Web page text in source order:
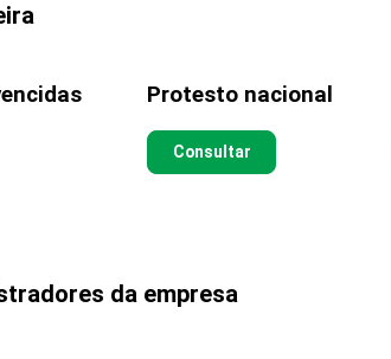
Protesto nacional
Consultar
da empresa